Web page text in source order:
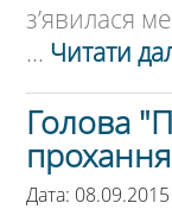
з’явилася
... Читати
Голова
Дата: